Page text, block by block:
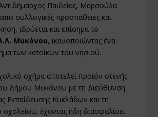
Παιδείας, Μαρσούλα
συλλογικές προσπάθειες και
ιδρύεται και επίσημα το
Μυκόνου, ικανοποιώντας ένα
των κατοίκων του νησιού.
σχήμα αποτελεί προϊόν στενής
Δήμου Μυκόνου με τη Διεύθυνση
Εκπαίδευσης Κυκλάδων και τη
έχοντας ήδη διασφαλίσει